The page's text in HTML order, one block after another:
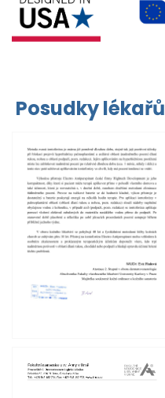
Posudky lékařů